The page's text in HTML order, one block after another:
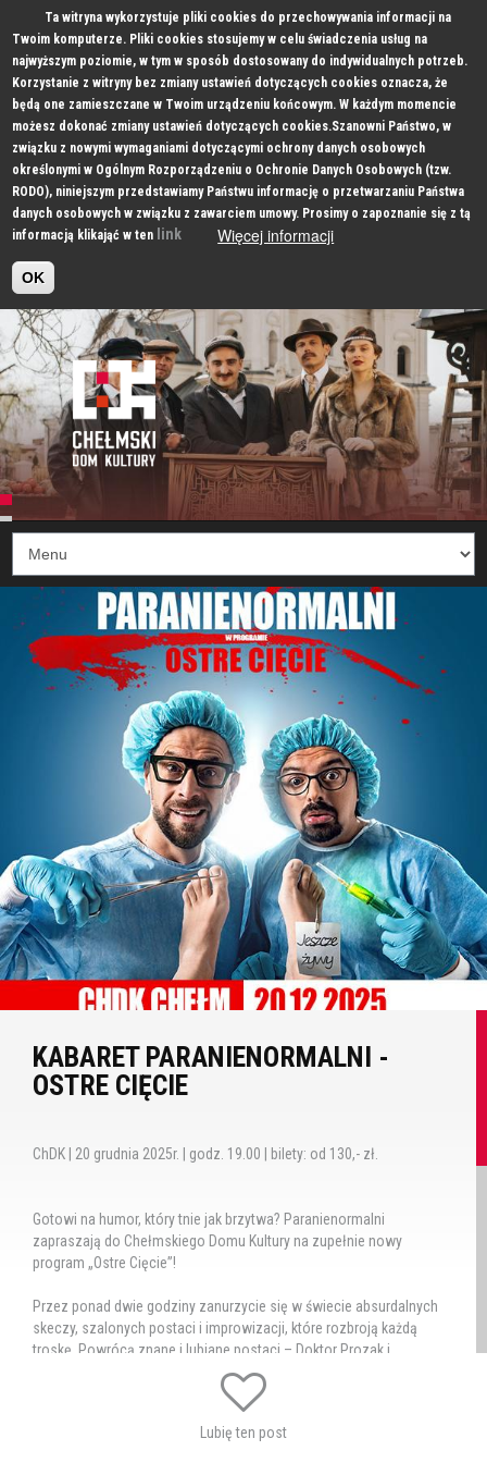
Ta witryna wykorzystuje pliki cookies do przechowywania informacji na
Twoim komputerze. Pliki cookies stosujemy w celu świadczenia usług na
najwyższym poziomie, w tym w sposób dostosowany do indywidualnych potrzeb.
Korzystanie z witryny bez zmiany ustawień dotyczących cookies oznacza, że
będą one zamieszczane w Twoim urządzeniu końcowym. W każdym momencie
możesz dokonać zmiany ustawień dotyczących cookies.Szanowni Państwo, w
związku z nowymi wymaganiami dotyczącymi ochrony danych osobowych
określonymi w Ogólnym Rozporządzeniu o Ochronie Danych Osobowych (tzw.
RODO), niniejszym przedstawiamy Państwu informację o przetwarzaniu Państwa
danych osobowych w związku z zawarciem umowy. Prosimy o zapoznanie się z tą
informacją klikająć w ten link Więcej informacji
OK
KABARET PARANIENORMALNI -
OSTRE CIĘCIE
ChDK | 20 grudnia 2025r. | godz. 19.00 | bilety: od 130,- zł.
Gotowi na humor, który tnie jak brzytwa? Paranienormalni
zapraszają do Chełmskiego Domu Kultury na zupełnie nowy
program „Ostre Cięcie”!
Przez ponad dwie godziny zanurzycie się w świecie absurdalnych
skeczy, szalonych postaci i improwizacji, które rozbroją każdą
troskę. Powrócą znane i lubiane postaci – Doktor Prozak i
nietuzinkowi Chirurdzy – z jeszcze bardziej zwariowanymi
pomysłami na „leczenie” rzeczywistości.
Na scenie spotkacie też zakonnicę w zaskakujących
Lubię ten post